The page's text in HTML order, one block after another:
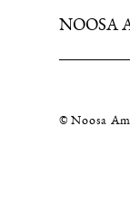
NOOSA
© Noosa